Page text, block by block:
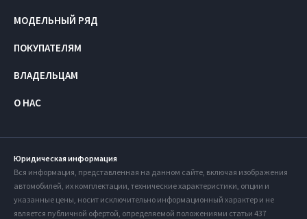
МОДЕЛЬНЫЙ РЯД
ПОКУПАТЕЛЯМ
ВЛАДЕЛЬЦАМ
О НАС
Юридическая информация
Вся информация, представленная на данном сайте, включая изображения
автомобилей, их комплектации, технические характеристики, опции и
указанные цены, носит исключительно информационный характер и не
является публичной офертой, определяемой положениями статьи 437